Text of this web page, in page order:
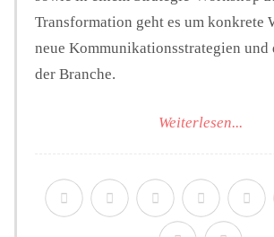
Transformation geht es um konkrete
neue Kommunikationsstrategien
der Branche.
Weiterlesen...